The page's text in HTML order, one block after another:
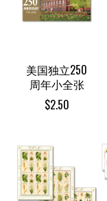
美国独立250
周年小全张
$2.50